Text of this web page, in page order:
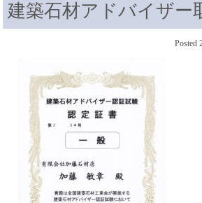
建築石材アドバイザー
Posted